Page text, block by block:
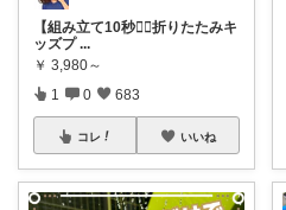
【組み立て10秒❤️‍🔥折りたたみキ
ッズプ ...
￥ 3,980～
1 0 683
コレ いいね